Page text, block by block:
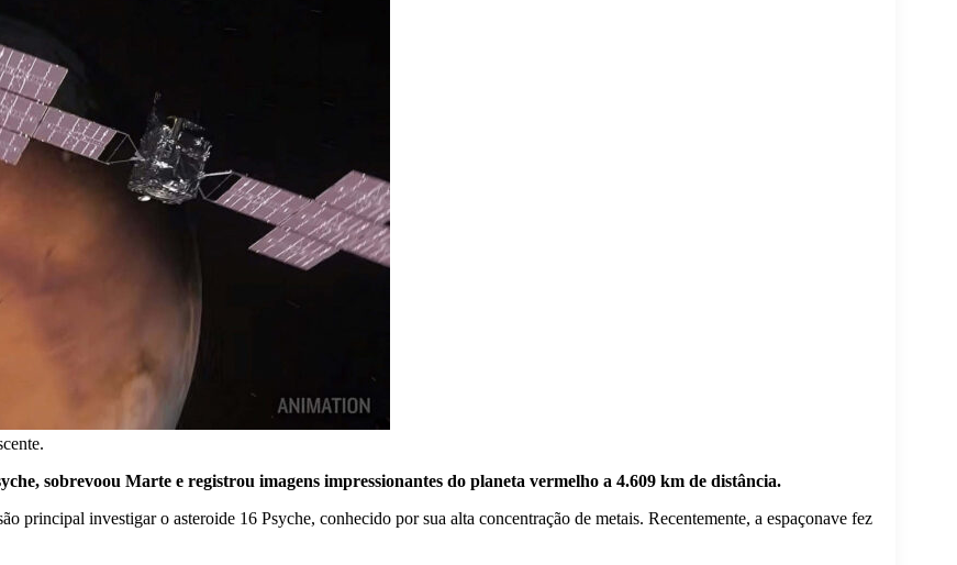
sobrevoou Marte e registrou imagens impressionantes do planeta vermelho a 4.609 km de distância.
principal investigar o asteroide 16 Psyche, conhecido por sua alta concentração de metais. Recentemente, a espaçonave fez